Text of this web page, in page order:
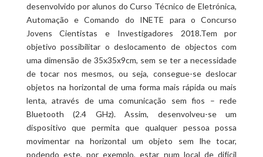
desenvolvido por alunos do Curso Técnico de Eletrónica,
Automação e Comando do INETE para o Concurso
Jovens Cientistas e Investigadores 2018.Tem por
objetivo possibilitar o deslocamento de objectos com
uma dimensão de 35x35x9cm, sem se ter a necessidade
de tocar nos mesmos, ou seja, consegue-se deslocar
objetos na horizontal de uma forma mais rápida ou mais
lenta, através de uma comunicação sem fios – rede
Bluetooth (2.4 GHz). Assim, desenvolveu-se um
dispositivo que permita que qualquer pessoa possa
movimentar na horizontal um objeto sem lhe tocar,
podendo este, por exemplo, estar num local de difícil